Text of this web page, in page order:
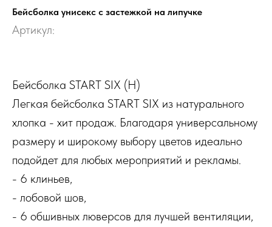
Бейсболка унисекс с застежкой на липучке
Артикул:
Бейсболка START SIX (H)
Легкая бейсболка START SIX из натурального
хлопка - хит продаж. Благодаря универсальному
размеру и широкому выбору цветов идеально
подойдет для любых мероприятий и рекламы.
- 6 клиньев,
- лобовой шов,
- 6 обшивных люверсов для лучшей вентиляции,